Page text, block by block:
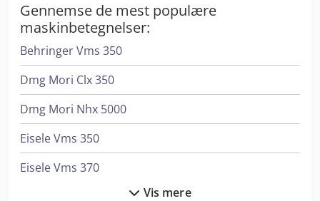
Gennemse de mest populære
maskinbetegnelser:
Behringer Vms 350
Dmg Mori Clx 350
Dmg Mori Nhx 5000
Eisele Vms 350
Eisele Vms 370
Vis mere